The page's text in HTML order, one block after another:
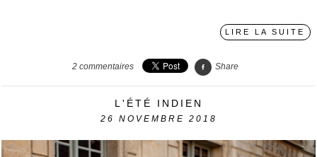
LIRE LA SUITE
2 commentaires Share
L'ÉTÉ INDIEN
26 NOVEMBRE 2018